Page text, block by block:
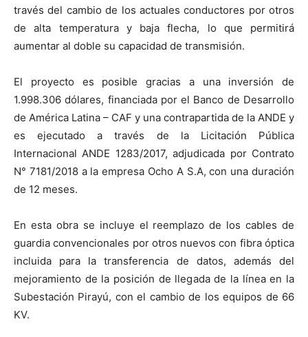
través del cambio de los actuales conductores por otros
de alta temperatura y baja flecha, lo que permitirá
aumentar al doble su capacidad de transmisión.
El proyecto es posible gracias a una inversión de
1.998.306 dólares, financiada por el Banco de Desarrollo
de América Latina – CAF y una contrapartida de la ANDE y
es ejecutado a través de la Licitación Pública
Internacional ANDE 1283/2017, adjudicada por Contrato
N° 7181/2018 a la empresa Ocho A S.A, con una duración
de 12 meses.
En esta obra se incluye el reemplazo de los cables de
guardia convencionales por otros nuevos con fibra óptica
incluida para la transferencia de datos, además del
mejoramiento de la posición de llegada de la línea en la
Subestación Pirayú, con el cambio de los equipos de 66
KV.